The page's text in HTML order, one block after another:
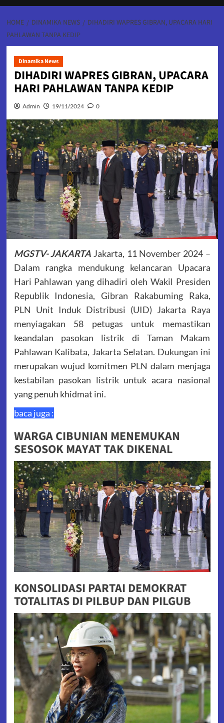
HOME DINAMIKA NEWS
DIHADIRI WAPRES GIBRAN, UPACARA HARI
PAHLAWAN TANPA KEDIP
Dinamika News
DIHADIRI WAPRES GIBRAN, UPACARA
HARI PAHLAWAN TANPA KEDIP
Admin 19/11/2024 0
MGSTV- JAKARTA Jakarta, 11 November 2024 –
Dalam rangka mendukung kelancaran Upacara
Hari Pahlawan yang dihadiri oleh Wakil Presiden
Republik Indonesia, Gibran Rakabuming Raka,
PLN Unit Induk Distribusi (UID) Jakarta Raya
menyiagakan 58 petugas untuk memastikan
keandalan pasokan listrik di Taman Makam
Pahlawan Kalibata, Jakarta Selatan. Dukungan ini
merupakan wujud komitmen PLN dalam menjaga
kestabilan pasokan listrik untuk acara nasional
yang penuh khidmat ini.
baca juga :
WARGA CIBUNIAN MENEMUKAN
SESOSOK MAYAT TAK DIKENAL
KONSOLIDASI PARTAI DEMOKRAT
TOTALITAS DI PILBUP DAN PILGUB